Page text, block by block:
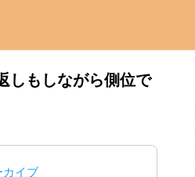
しもしながら側位で
カイブ